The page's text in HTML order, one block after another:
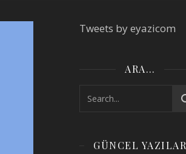
Tweets by eyazicom
ARA…
GÜNCEL YAZILAR